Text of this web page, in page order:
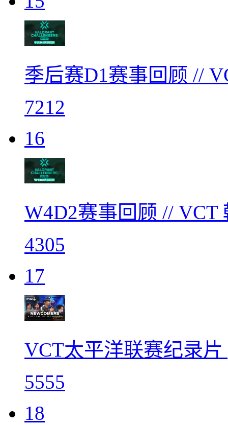
季后赛D1赛事回顾 //
7212
16
W4D2赛事回顾 // VCT
4305
17
VCT太平洋联赛纪录片
5555
18